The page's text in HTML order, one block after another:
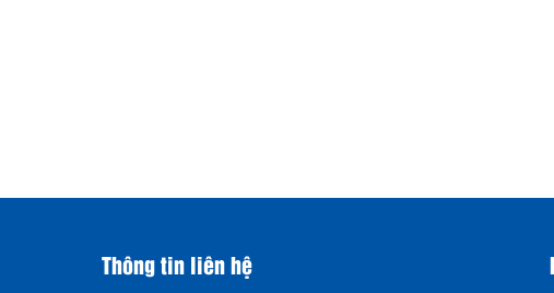
Thông tin liên hệ